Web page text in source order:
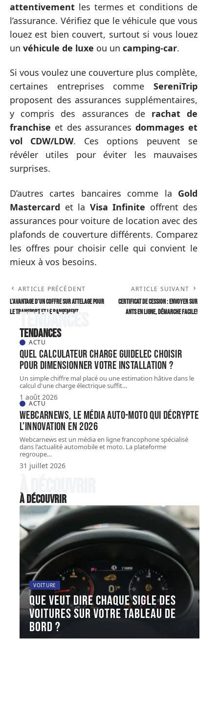
attentivement les termes et conditions de
l’assurance. Vérifiez que le véhicule que vous
louez est bien couvert, surtout si vous louez
un véhicule de luxe ou un camping-car.
Si vous voulez une couverture plus complète,
certaines entreprises comme SereniTrip
proposent des assurances supplémentaires,
y compris des assurances de rachat de
franchise et des assurancesdommages et
vol CDW/LDW. Ces options peuvent se
révéler utiles pour éviter les mauvaises
surprises.
D’autres cartes bancaires comme la Gold
Mastercard et la Visa Infinite offrent des
assurances pour voiture de location avec des
plafonds de couverture différents. Comparez
les offres pour choisir celle qui convient le
mieux à vos besoins.
ARTICLE PRÉCÉDENT
L’avantage d’un coffre sur attelage pour
le transport et le rangement
ARTICLE SUIVANT
Certificat de cession : envoyer sur
ANTS en ligne, démarche facile!
Tendances
Tendances
ACTU
Quel Calculateur charge guidelec choisir
pour dimensionner votre installation ?
Un simple chiffre mal placé ou une estimation hâtive dans le
calcul d'une charge électrique suffit…
1 août 2026
ACTU
Webcarnews, le média auto-moto qui décrypte
l’innovation en 2026
Webcarnews est un média en ligne francophone spécialisé
dans l'actualité automobile et moto. La plateforme
regroupe…
31 juillet 2026
À découvrir
À découvrir
VOITURE
Que veut dire chaque sigle des
voitures sur votre tableau de
bord ?